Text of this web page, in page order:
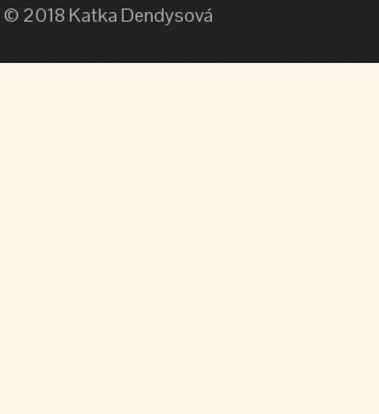
© 2018 Katka Dendysová